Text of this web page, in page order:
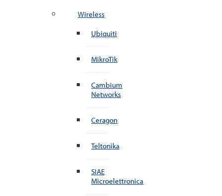
Wireless
Ubiquiti
MikroTik
Cambium
Networks
Ceragon
Teltonika
SIAE
Microelettronica